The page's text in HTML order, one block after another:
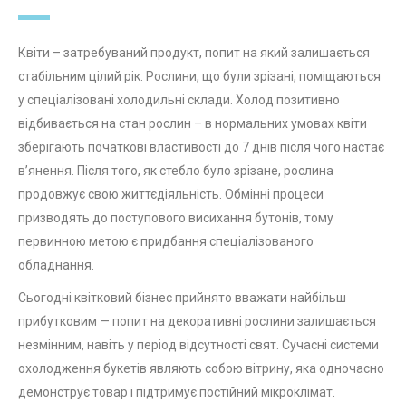
Квіти – затребуваний продукт, попит на який залишається
стабільним цілий рік. Рослини, що були зрізані, поміщаються
у спеціалізовані холодильні склади. Холод позитивно
відбивається на стан рослин – в нормальних умовах квіти
зберігають початкові властивості до 7 днів після чого настає
в’янення. Після того, як стебло було зрізане, рослина
продовжує свою життєдіяльність. Обмінні процеси
призводять до поступового висихання бутонів, тому
первинною метою є придбання спеціалізованого
обладнання.
Сьогодні квітковий бізнес прийнято вважати найбільш
прибутковим — попит на декоративні рослини залишається
незмінним, навіть у період відсутності свят. Сучасні системи
охолодження букетів являють собою вітрину, яка одночасно
демонструє товар і підтримує постійний мікроклімат.